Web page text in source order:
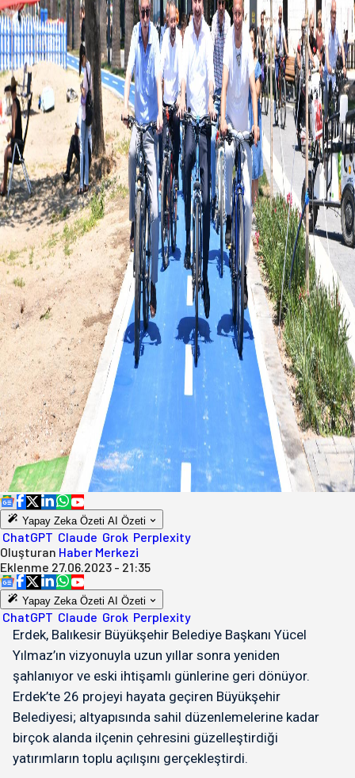
Yapay Zeka Özeti AI Özeti
ChatGPT Claude Grok Perplexity
Oluşturan Haber Merkezi
Eklenme 27.06.2023 - 21:35
Yapay Zeka Özeti AI Özeti
ChatGPT Claude Grok Perplexity
Erdek, Balıkesir Büyükşehir Belediye Başkanı Yücel
Yılmaz’ın vizyonuyla uzun yıllar sonra yeniden
şahlanıyor ve eski ihtişamlı günlerine geri dönüyor.
Erdek’te 26 projeyi hayata geçiren Büyükşehir
Belediyesi; altyapısında sahil düzenlemelerine kadar
birçok alanda ilçenin çehresini güzelleştirdiği
yatırımların toplu açılışını gerçekleştirdi.